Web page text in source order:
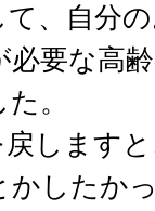
、自分
要な高
。
します
かしたか